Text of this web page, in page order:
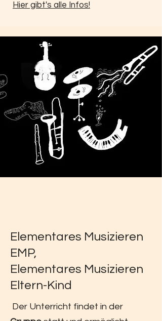
Hier gibt's alle Infos!
Elementares Musizieren
EMP,
Elementares Musizieren
Eltern-Kind
Der Unterricht findet in der